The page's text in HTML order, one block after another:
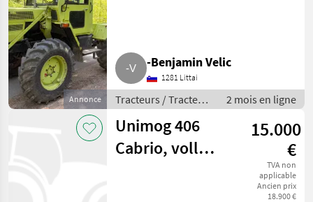
Annonce
-Benjamin Velic
1281 Littai
Tracteurs / Tracteurs
agricoles
2 mois en ligne
Unimog 406
Cabrio, voll
15.000
€
TVA non
applicable
Ancien prix
18.900 €